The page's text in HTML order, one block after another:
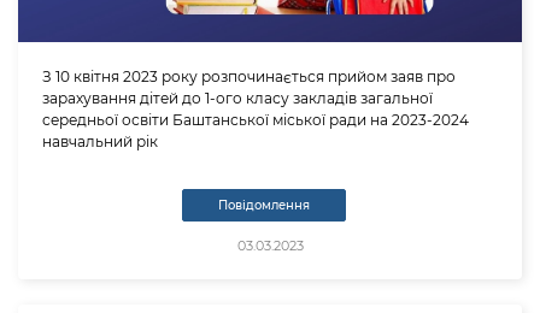
З 10 квітня 2023 року розпочинається прийом заяв про
зарахування дітей до 1-ого класу закладів загальної
середньої освіти Баштанської міської ради на 2023-2024
навчальний рік
Повідомлення
03.03.2023